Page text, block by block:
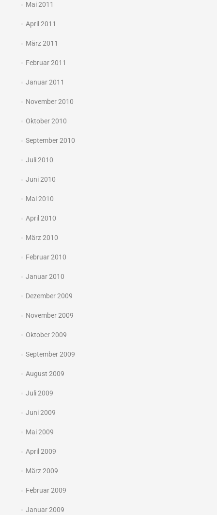
Mai 2011
April 2011
März 2011
Februar 2011
Januar 2011
November 2010
Oktober 2010
September 2010
Juli 2010
Juni 2010
Mai 2010
April 2010
März 2010
Februar 2010
Januar 2010
Dezember 2009
November 2009
Oktober 2009
September 2009
August 2009
Juli 2009
Juni 2009
Mai 2009
April 2009
März 2009
Februar 2009
Januar 2009